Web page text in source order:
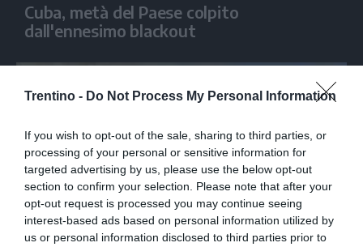
Trentino - Do Not Process My Personal Information
If you wish to opt-out of the sale, sharing to third parties, or
processing of your personal or sensitive information for
targeted advertising by us, please use the below opt-out
section to confirm your selection. Please note that after your
opt-out request is processed you may continue seeing
interest-based ads based on personal information utilized by
us or personal information disclosed to third parties prior to
Cuba, metà del Paese colpito
dall'ennesimo blackout
MONDO